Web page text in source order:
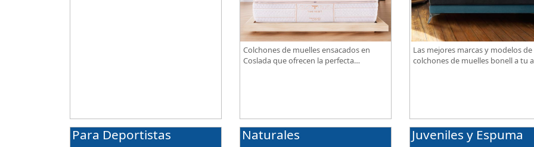
Colchones de muelles ensacados en
Coslada que ofrecen la perfecta
Las mejores marcas y modelos de
colchones de muelles bonell a tu
Para Deportistas Naturales Juveniles y Espuma